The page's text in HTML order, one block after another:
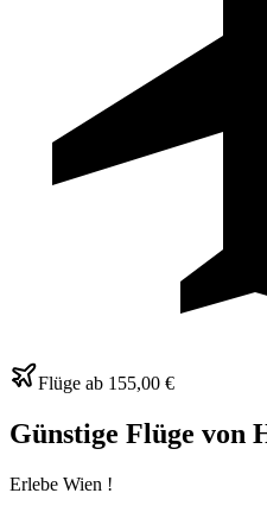
Flüge ab 155,00 €
Günstige Flüge von
Erlebe Wien !